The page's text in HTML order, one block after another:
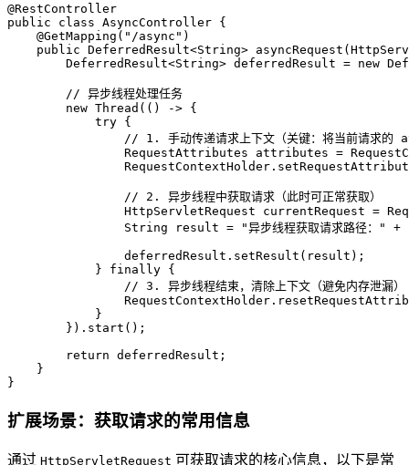
@RestController
public
class AsyncController {
@GetMapping("/async")
public DeferredResult<String> asyncRequest
        DeferredResult<String> deferredResult =
new
// 异步线程处理任务
new Thread (() -> {
try {
// 1. 手动传递请求上下文（关键：将当前请求
RequestAttributes
attributes =
// 2. 异步线程中获取请求（此时可正常获取）
HttpServletRequest
currentRequest =
String
result = "异步线程获取请求路径：" +
                deferredResult.setResult(result);
            }
finally {
// 3. 异步线程结束，清除上下文（避免内存泄漏）
            }
        }).start();
return deferredResult;
    }
}
扩展场景：获取请求的常用信息
通过 HttpServletRequest 可获取请求的核心信息，以下是常